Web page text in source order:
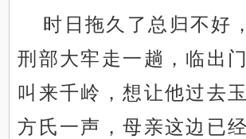
时日拖久了总归不好
刑部大牢走一趟，临出
叫来千岭，想让他过去
方氏一声，母亲这边已